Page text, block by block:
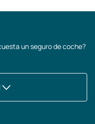
un seguro de coche?